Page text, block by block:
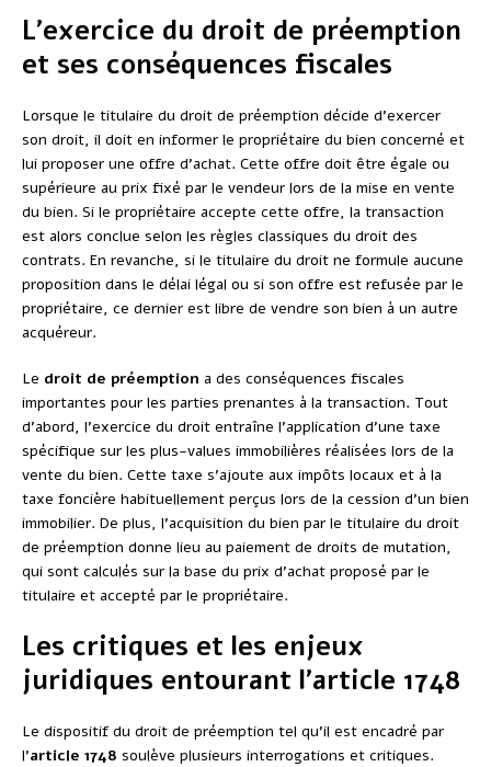
L’exercice du droit de préemption
et ses conséquences fiscales
Lorsque le titulaire du droit de préemption décide d’exercer
son droit, il doit en informer le propriétaire du bien concerné et
lui proposer une offre d’achat. Cette offre doit être égale ou
supérieure au prix fixé par le vendeur lors de la mise en vente
du bien. Si le propriétaire accepte cette offre, la transaction
est alors conclue selon les règles classiques du droit des
contrats. En revanche, si le titulaire du droit ne formule aucune
proposition dans le délai légal ou si son offre est refusée par le
propriétaire, ce dernier est libre de vendre son bien à un autre
acquéreur.
Le droit de préemption a des conséquences fiscales
importantes pour les parties prenantes à la transaction. Tout
d’abord, l’exercice du droit entraîne l’application d’une taxe
spécifique sur les plus-values immobilières réalisées lors de la
vente du bien. Cette taxe s’ajoute aux impôts locaux et à la
taxe foncière habituellement perçus lors de la cession d’un bien
immobilier. De plus, l’acquisition du bien par le titulaire du droit
de préemption donne lieu au paiement de droits de mutation,
qui sont calculés sur la base du prix d’achat proposé par le
titulaire et accepté par le propriétaire.
Les critiques et les enjeux
juridiques entourant l’article 1748
Le dispositif du droit de préemption tel qu’il est encadré par
l’article 1748 soulève plusieurs interrogations et critiques.